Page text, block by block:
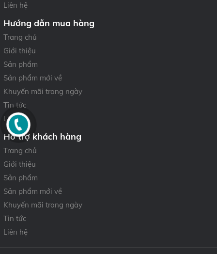
Liên hệ
Hướng dẫn mua hàng
Trang chủ
Giới thiệu
Sản phẩm
Sản phẩm mới về
Khuyến mãi trong ngày
Tin tức
Liên hệ
Hỗ trợ khách hàng
Trang chủ
Giới thiệu
Sản phẩm
Sản phẩm mới về
Khuyến mãi trong ngày
Tin tức
Liên hệ